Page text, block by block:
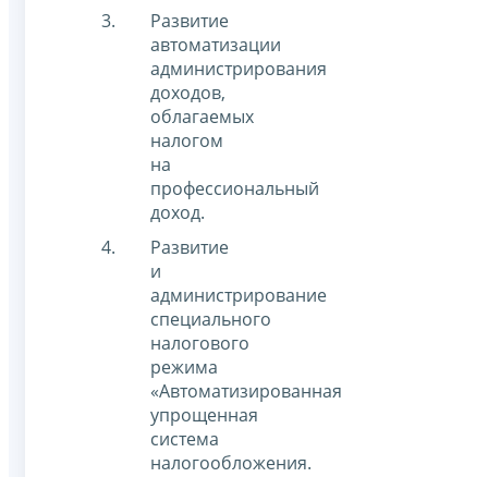
Развитие
автоматизации
администрирования
доходов,
облагаемых
налогом
на
профессиональный
доход.
Развитие
и
администрирование
специального
налогового
режима
«Автоматизированная
упрощенная
система
налогообложения.